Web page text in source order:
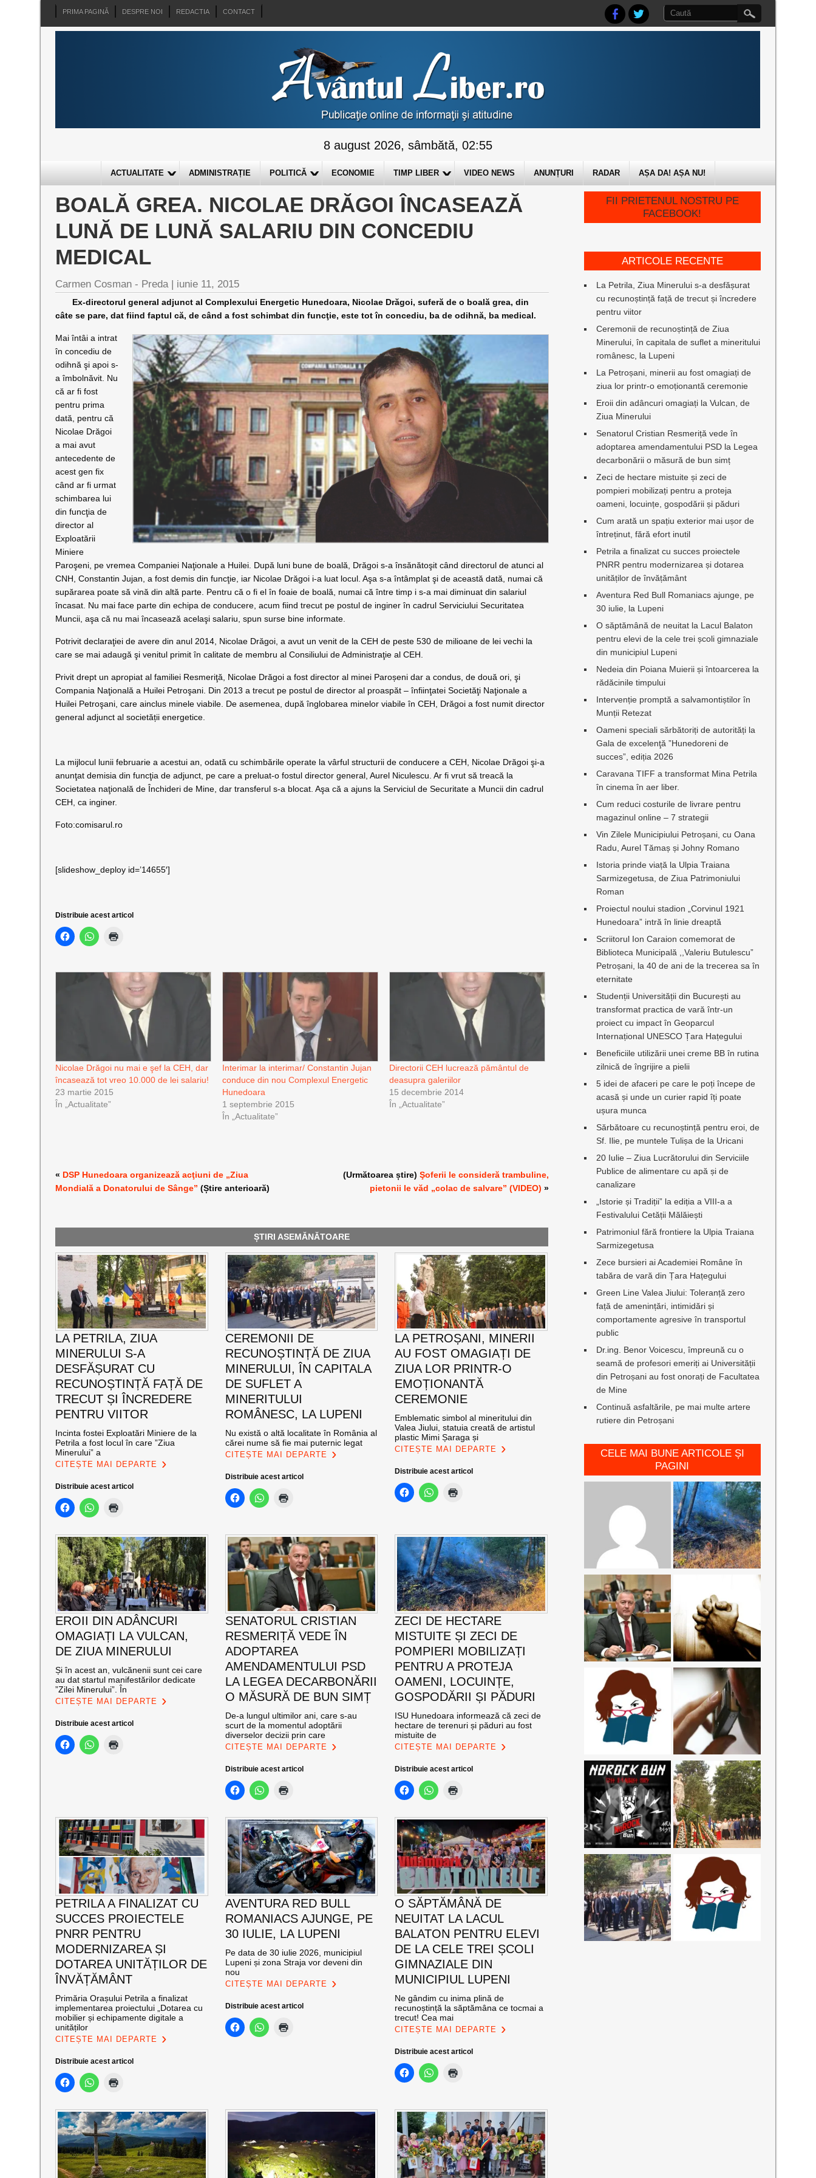
PRIMA PAGINĂ DESPRE NOI REDACTIA CONTACT
8 august 2026, sâmbătă, 02:55
ACTUALITATE ADMINISTRAȚIE POLITICĂ ECONOMIE TIMP LIBER VIDEO NEWS ANUNȚURI RADAR AȘA DA! AȘA NU!
BOALĂ GREA. NICOLAE DRĂGOI ÎNCASEAZĂ
LUNĂ DE LUNĂ SALARIU DIN CONCEDIU
MEDICAL
Carmen Cosman - Preda | iunie 11, 2015
Ex-directorul general adjunct al Complexului Energetic Hunedoara, Nicolae Drăgoi, suferă de o boală grea, din
câte se pare, dat fiind faptul că, de când a fost schimbat din funcţie, este tot în concediu, ba de odihnă, ba medical.
Mai întâi a intrat
în concediu de
odihnă şi apoi s-
a îmbolnăvit. Nu
că ar fi fost
pentru prima
dată, pentru că
Nicolae Drăgoi
a mai avut
antecedente de
acest gen fix
când ar fi urmat
schimbarea lui
din funcţia de
director al
Exploatării
Miniere
Paroşeni, pe vremea Companiei Naţionale a Huilei. După luni bune de boală, Drăgoi s-a însănătoşit când directorul de atunci al
CNH, Constantin Jujan, a fost demis din funcţie, iar Nicolae Drăgoi i-a luat locul. Aşa s-a întâmplat şi de această dată, numai că
supărarea poate să vină din altă parte. Pentru că o fi el în foaie de boală, numai că între timp i s-a mai diminuat din salariul
încasat. Nu mai face parte din echipa de conducere, acum fiind trecut pe postul de inginer în cadrul Serviciului Securitatea
Muncii, aşa că nu mai încasează acelaşi salariu, spun surse bine informate.
Potrivit declaraţiei de avere din anul 2014, Nicolae Drăgoi, a avut un venit de la CEH de peste 530 de milioane de lei vechi la
care se mai adaugă şi venitul primit în calitate de membru al Consiliului de Administraţie al CEH.
Privit drept un apropiat al familiei Resmeriţă, Nicolae Drăgoi a fost director al minei Paroșeni dar a condus, de două ori, şi
Compania Naţională a Huilei Petroşani. Din 2013 a trecut pe postul de director al proaspăt – înfiinţatei Societăţi Naţionale a
Huilei Petroşani, care ainclus minele viabile. De asemenea, după înglobarea minelor viabile în CEH, Drăgoi a fost numit director
general adjunct al societății energetice.
La mijlocul lunii februarie a acestui an, odată cu schimbările operate la vârful structurii de conducere a CEH, Nicolae Drăgoi şi-a
anunţat demisia din funcţia de adjunct, pe care a preluat-o fostul director general, Aurel Niculescu. Ar fi vrut să treacă la
Societatea naţională de Închideri de Mine, dar transferul s-a blocat. Aşa că a ajuns la Serviciul de Securitate a Muncii din cadrul
CEH, ca inginer.
Foto:comisarul.ro
[slideshow_deploy id=’14655′]
Distribuie acest articol
Nicolae Drăgoi nu mai e şef la CEH, dar
încasează tot vreo 10.000 de lei salariu!
23 martie 2015
În „Actualitate”
Interimar la interimar/ Constantin Jujan
conduce din nou Complexul Energetic
Hunedoara
1 septembrie 2015
În „Actualitate”
Directorii CEH lucrează pământul de
deasupra galeriilor
15 decembrie 2014
În „Actualitate”
« DSP Hunedoara organizează acţiuni de „Ziua
Mondială a Donatorului de Sânge” (Știre anterioară)
(Următoarea știre)Şoferii le consideră trambuline,
pietonii le văd „colac de salvare” (VIDEO) »
ȘTIRI ASEMĂNĂTOARE
LA PETRILA, ZIUA
MINERULUI S-A
DESFĂȘURAT CU
RECUNOȘTINȚĂ FAȚĂ DE
TRECUT ȘI ÎNCREDERE
PENTRU VIITOR
Incinta fostei Exploatări Miniere de la
Petrila a fost locul în care ”Ziua
Minerului” a
CITEȘTE MAI DEPARTE
Distribuie acest articol
CEREMONII DE
RECUNOȘTINȚĂ DE ZIUA
MINERULUI, ÎN CAPITALA
DE SUFLET A
MINERITULUI
ROMÂNESC, LA LUPENI
Nu există o altă localitate în România al
cărei nume să fie mai puternic legat
CITEȘTE MAI DEPARTE
Distribuie acest articol
LA PETROȘANI, MINERII
AU FOST OMAGIAȚI DE
ZIUA LOR PRINTR-O
EMOȚIONANTĂ
CEREMONIE
Emblematic simbol al mineritului din
Valea Jiului, statuia creată de artistul
plastic Mimi Șaraga și
CITEȘTE MAI DEPARTE
Distribuie acest articol
EROII DIN ADÂNCURI
OMAGIAȚI LA VULCAN,
DE ZIUA MINERULUI
Și în acest an, vulcănenii sunt cei care
au dat startul manifestărilor dedicate
”Zilei Minerului”. În
CITEȘTE MAI DEPARTE
Distribuie acest articol
SENATORUL CRISTIAN
RESMERIȚĂ VEDE ÎN
ADOPTAREA
AMENDAMENTULUI PSD
LA LEGEA DECARBONĂRII
O MĂSURĂ DE BUN SIMȚ
De-a lungul ultimilor ani, care s-au
scurt de la momentul adoptării
diverselor decizii prin care
CITEȘTE MAI DEPARTE
Distribuie acest articol
ZECI DE HECTARE
MISTUITE ȘI ZECI DE
POMPIERI MOBILIZAȚI
PENTRU A PROTEJA
OAMENI, LOCUINȚE,
GOSPODĂRII ȘI PĂDURI
ISU Hunedoara informează că zeci de
hectare de terenuri și păduri au fost
mistuite de
CITEȘTE MAI DEPARTE
Distribuie acest articol
PETRILA A FINALIZAT CU
SUCCES PROIECTELE
PNRR PENTRU
MODERNIZAREA ȘI
DOTAREA UNITĂȚILOR DE
ÎNVĂȚĂMÂNT
Primăria Orașului Petrila a finalizat
implementarea proiectului „Dotarea cu
mobilier și echipamente digitale a
unităților
CITEȘTE MAI DEPARTE
Distribuie acest articol
AVENTURA RED BULL
ROMANIACS AJUNGE, PE
30 IULIE, LA LUPENI
Pe data de 30 iulie 2026, municipiul
Lupeni și zona Straja vor deveni din
nou
CITEȘTE MAI DEPARTE
Distribuie acest articol
O SĂPTĂMÂNĂ DE
NEUITAT LA LACUL
BALATON PENTRU ELEVI
DE LA CELE TREI ȘCOLI
GIMNAZIALE DIN
MUNICIPIUL LUPENI
Ne gândim cu inima plină de
recunoștință la săptămâna ce tocmai a
trecut! Cea mai
CITEȘTE MAI DEPARTE
Distribuie acest articol
FII PRIETENUL NOSTRU PE
FACEBOOK!
ARTICOLE RECENTE
La Petrila, Ziua Minerului s-a desfășurat
cu recunoștință față de trecut și încredere
pentru viitor
Ceremonii de recunoștință de Ziua
Minerului, în capitala de suflet a mineritului
românesc, la Lupeni
La Petroșani, minerii au fost omagiați de
ziua lor printr-o emoționantă ceremonie
Eroii din adâncuri omagiați la Vulcan, de
Ziua Minerului
Senatorul Cristian Resmeriță vede în
adoptarea amendamentului PSD la Legea
decarbonării o măsură de bun simț
Zeci de hectare mistuite și zeci de
pompieri mobilizați pentru a proteja
oameni, locuințe, gospodării și păduri
Cum arată un spațiu exterior mai ușor de
întreținut, fără efort inutil
Petrila a finalizat cu succes proiectele
PNRR pentru modernizarea și dotarea
unităților de învățământ
Aventura Red Bull Romaniacs ajunge, pe
30 iulie, la Lupeni
O săptămână de neuitat la Lacul Balaton
pentru elevi de la cele trei școli gimnaziale
din municipiul Lupeni
Nedeia din Poiana Muierii și întoarcerea la
rădăcinile timpului
Intervenție promptă a salvamontiștilor în
Munții Retezat
Oameni speciali sărbătoriți de autorități la
Gala de excelenţă ”Hunedoreni de
succes”, ediția 2026
Caravana TIFF a transformat Mina Petrila
în cinema în aer liber.
Cum reduci costurile de livrare pentru
magazinul online – 7 strategii
Vin Zilele Municipiului Petroșani, cu Oana
Radu, Aurel Tămaș și Johny Romano
Istoria prinde viață la Ulpia Traiana
Sarmizegetusa, de Ziua Patrimoniului
Roman
Proiectul noului stadion „Corvinul 1921
Hunedoara” intră în linie dreaptă
Scriitorul Ion Caraion comemorat de
Biblioteca Municipală ,,Valeriu Butulescu”
Petroșani, la 40 de ani de la trecerea sa în
eternitate
Studenții Universității din București au
transformat practica de vară într-un
proiect cu impact în Geoparcul
Internațional UNESCO Țara Hațegului
Beneficiile utilizării unei creme BB în rutina
zilnică de îngrijire a pielii
5 idei de afaceri pe care le poți începe de
acasă și unde un curier rapid îți poate
ușura munca
Sărbătoare cu recunoștință pentru eroi, de
Sf. Ilie, pe muntele Tulișa de la Uricani
20 Iulie – Ziua Lucrătorului din Serviciile
Publice de alimentare cu apă și de
canalizare
„Istorie și Tradiții” la ediția a VIII-a a
Festivalului Cetății Mălăiești
Patrimoniul fără frontiere la Ulpia Traiana
Sarmizegetusa
Zece bursieri ai Academiei Române în
tabăra de vară din Țara Hațegului
Green Line Valea Jiului: Toleranță zero
față de amenințări, intimidări și
comportamente agresive în transportul
public
Dr.ing. Benor Voicescu, împreună cu o
seamă de profesori emeriți ai Universității
din Petroșani au fost onorați de Facultatea
de Mine
Continuă asfaltările, pe mai multe artere
rutiere din Petroșani
CELE MAI BUNE ARTICOLE ȘI
PAGINI